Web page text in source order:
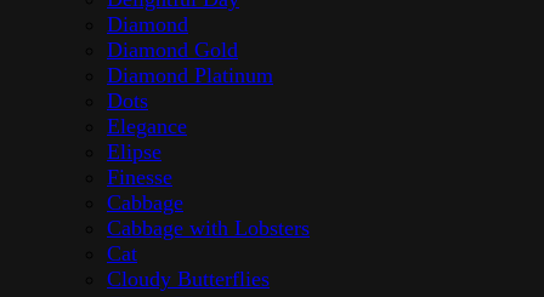
Diamond
Diamond Gold
Diamond Platinum
Dots
Elegance
Elipse
Finesse
Cabbage
Cabbage with Lobsters
Cat
Cloudy Butterflies